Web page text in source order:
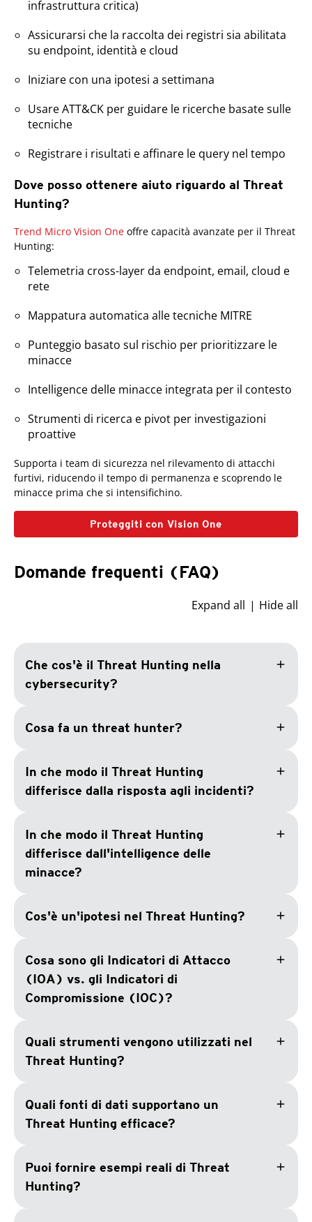
infrastruttura critica)
Assicurarsi che la raccolta dei registri sia abilitata
su endpoint, identità e cloud
Iniziare con una ipotesi a settimana
Usare ATT&CK per guidare le ricerche basate sulle
tecniche
Registrare i risultati e affinare le query nel tempo
Dove posso ottenere aiuto riguardo al Threat
Hunting?
Trend Micro Vision One
Products
offre capacità avanzate per il Threat
Hunting:
Telemetria cross-layer da endpoint, email, cloud e
rete
Mappatura automatica alle tecniche MITRE
Punteggio basato sul rischio per prioritizzare le
minacce
Intelligence delle minacce integrata per il contesto
Strumenti di ricerca e pivot per investigazioni
proattive
Supporta i team di sicurezza nel rilevamento di attacchi
furtivi, riducendo il tempo di permanenza e scoprendo le
minacce prima che si intensifichino.
Proteggiti con Vision One
Domande frequenti (FAQ)
Expand all Hide all
Che cos'è il Threat Hunting nella
cybersecurity?
add
Cosa fa un threat hunter? add
In che modo il Threat Hunting
differisce dalla risposta agli incidenti?
add
In che modo il Threat Hunting
differisce dall'intelligence delle
minacce?
add
Cos'è un'ipotesi nel Threat Hunting? add
Cosa sono gli Indicatori di Attacco
(IOA) vs. gli Indicatori di
Compromissione (IOC)?
add
Quali strumenti vengono utilizzati nel
Threat Hunting?
add
Quali fonti di dati supportano un
Threat Hunting efficace?
add
Puoi fornire esempi reali di Threat
Hunting?
add